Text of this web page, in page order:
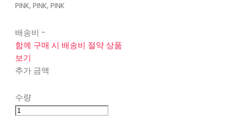
PINK, PINK, PINK
배송비 -
함께 구매 시 배송비 절약 상품
보기
추가 금액
수량